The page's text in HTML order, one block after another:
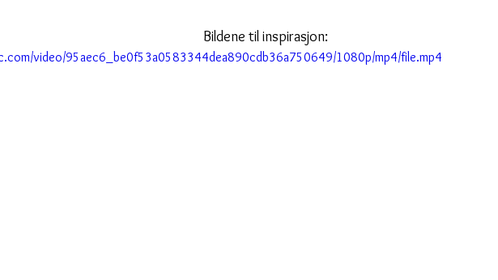
Bildene til inspirasjon:
video/95aec6_be0f53a0583344dea890cdb36a750649/1080p/mp4/file.mp4